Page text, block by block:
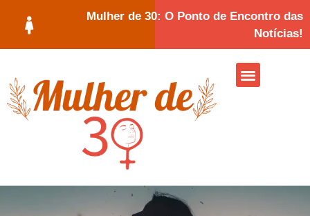
Mulher de 30: O Ponto de Encontro das
Notícias!